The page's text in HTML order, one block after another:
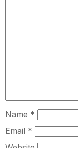
Name *
Email *